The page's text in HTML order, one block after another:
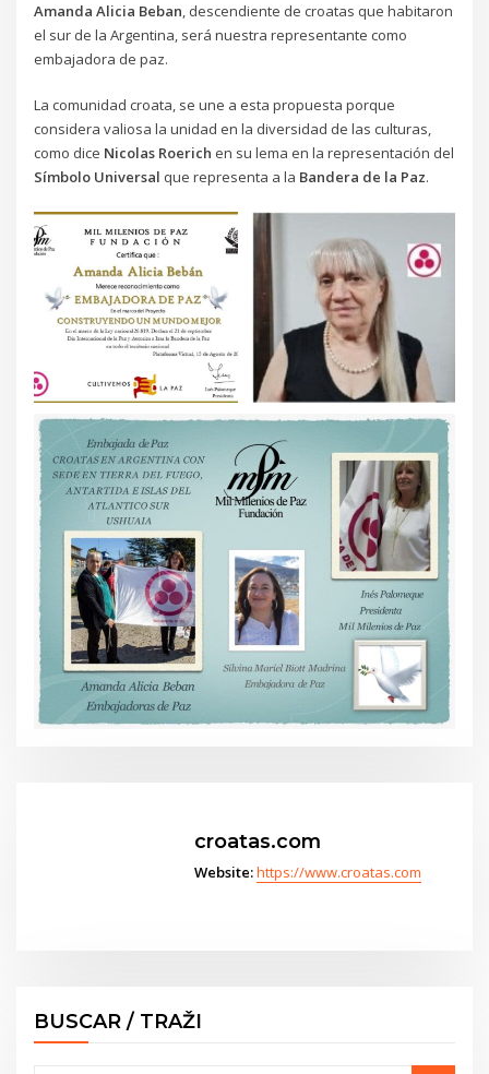
Amanda Alicia Beban, descendiente de croatas que habitaron
el sur de la Argentina, será nuestra representante como
embajadora de paz.
La comunidad croata, se une a esta propuesta porque
considera valiosa la unidad en la diversidad de las culturas,
como dice Nicolas Roerich en su lema en la representación del
Símbolo Universal que representa a la Bandera de la Paz.
croatas.com
Website:https://www.croatas.com
BUSCAR / TRAŽI